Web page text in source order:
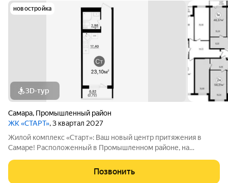
новостройка
3D-тур
Самара, Промышленный район
ЖК «СТАРТ», 3 квартал 2027
Жилой комплекс «Старт»: Ваш новый центр притяжения в
Самаре! Расположенный в Промышленном районе, на
«Старт» предлагает современное жилье для активной жизни.
Комплекс включает в себя отдельно
Позвонить